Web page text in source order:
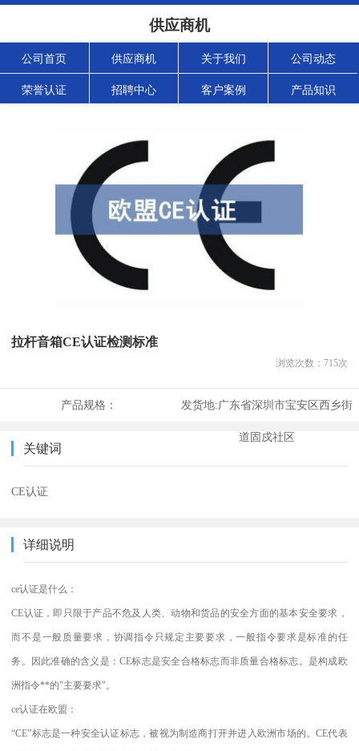
供应商机
公司首页 供应商机 关于我们 公司动态
荣誉认证 招聘中心 客户案例 产品知识
拉杆音箱CE认证检测标准
浏览次数： 715次
产品规格： 发货地:广东省深圳市宝安区西乡街
道固戍社区
关键词
CE认证
详细说明
ce认证是什么：
CE认证，即只限于产品不危及人类、动物和货品的安全方面的基本安全要求，
而不是一般质量要求，协调指令只规定主要要求，一般指令要求是标准的任
务。因此准确的含义是：CE标志是安全合格标志而非质量合格标志。是构成欧
洲指令**的"主要要求"。
ce认证在欧盟：
“CE”标志是一种安全认证标志，被视为制造商打开并进入欧洲市场的。CE代表